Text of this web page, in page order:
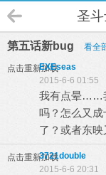
圣
第五话新bug 看全
点击重新加载EXEseas
2015-6-6 01:55
我有点晕……
吗？怎么又
了？或者东映
点击重新加载3721double
2015-6-6 20:31